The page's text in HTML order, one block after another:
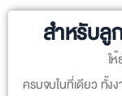
สำหรับลู
ใ
ครบจบในที่เดียว ทั้งง